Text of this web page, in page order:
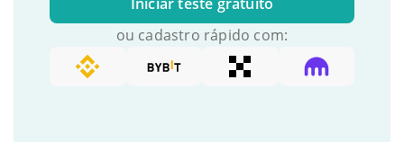
ou cadastro rápido com: